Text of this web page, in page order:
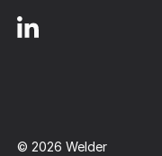
© 2026 Welder